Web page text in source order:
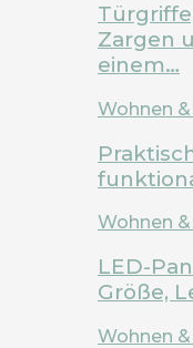
Zargen
einem…
Wohnen
Wohnen
LED-
Größe,
Wohnen